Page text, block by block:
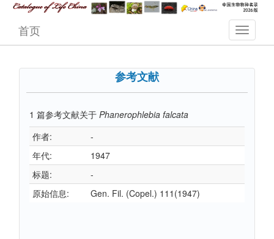
首页
参考文献
1 篇参考文献关于 Phanerophlebia falcata
作者:
-
年代:
1947
标题:
-
原始信息:
Gen. Fil. (Copel.) 111(1947)